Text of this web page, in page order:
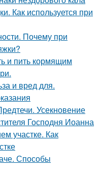
Как используется при
Почему при
и пить кормящим
и вред для.
Усекновение
Господня Иоанна
участке. Как
Способы